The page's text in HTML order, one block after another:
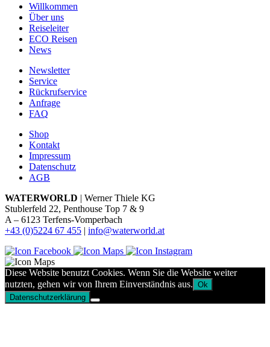
Willkommen
Über uns
Reiseleiter
ECO Reisen
News
Newsletter
Service
Rückrufservice
Anfrage
FAQ
Shop
Kontakt
Impressum
Datenschutz
AGB
WATERWORLD | Werner Thiele KG
Stublerfeld 22, Penthouse Top 7 & 9
A – 6123 Terfens-Vomperbach
+43 (0)5224 67 455 | info@waterworld.at
Diese Website benutzt Cookies. Wenn Sie die Website weiter
nutzten, gehen wir von Ihrem Einverständnis aus. Ok
Datenschutzerklärung